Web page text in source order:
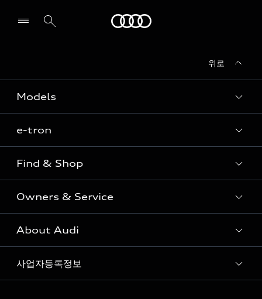
위로
Models
Sedan
SUV
Coupe
S range
e-tron
e-tron
Find & Shop
전시장/AAP 전시장/AS센터
아우디 신차 재고
아우디 모델 비교하기
아우디 공식 인증 중고차
Owners & Service
고객안내
Audi Connect
myAudiworld
About Audi
아우디 브랜드
사업자등록정보